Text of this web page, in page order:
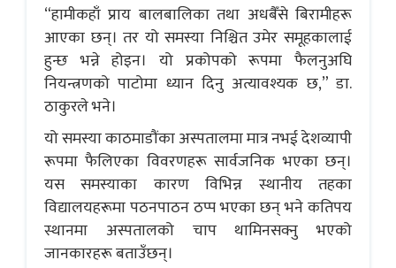
“हामीकहाँ प्राय बालबालिका तथा अधबैँसे बिरामीहरू
आएका छन्। तर यो समस्या निश्चित उमेर समूहकालाई
हुन्छ भन्ने होइन। यो प्रकोपको रूपमा फैलनुअघि
नियन्त्रणको पाटोमा ध्यान दिनु अत्यावश्यक छ,” डा.
ठाकुरले भने।
यो समस्या काठमाडौंका अस्पतालमा मात्र नभई देशव्यापी
रूपमा फैलिएका विवरणहरू सार्वजनिक भएका छन्।
यस समस्याका कारण विभिन्न स्थानीय तहका
विद्यालयहरूमा पठनपाठन ठप्प भएका छन् भने कतिपय
स्थानमा अस्पतालको चाप थामिनसक्नु भएको
जानकारहरू बताउँछन्।